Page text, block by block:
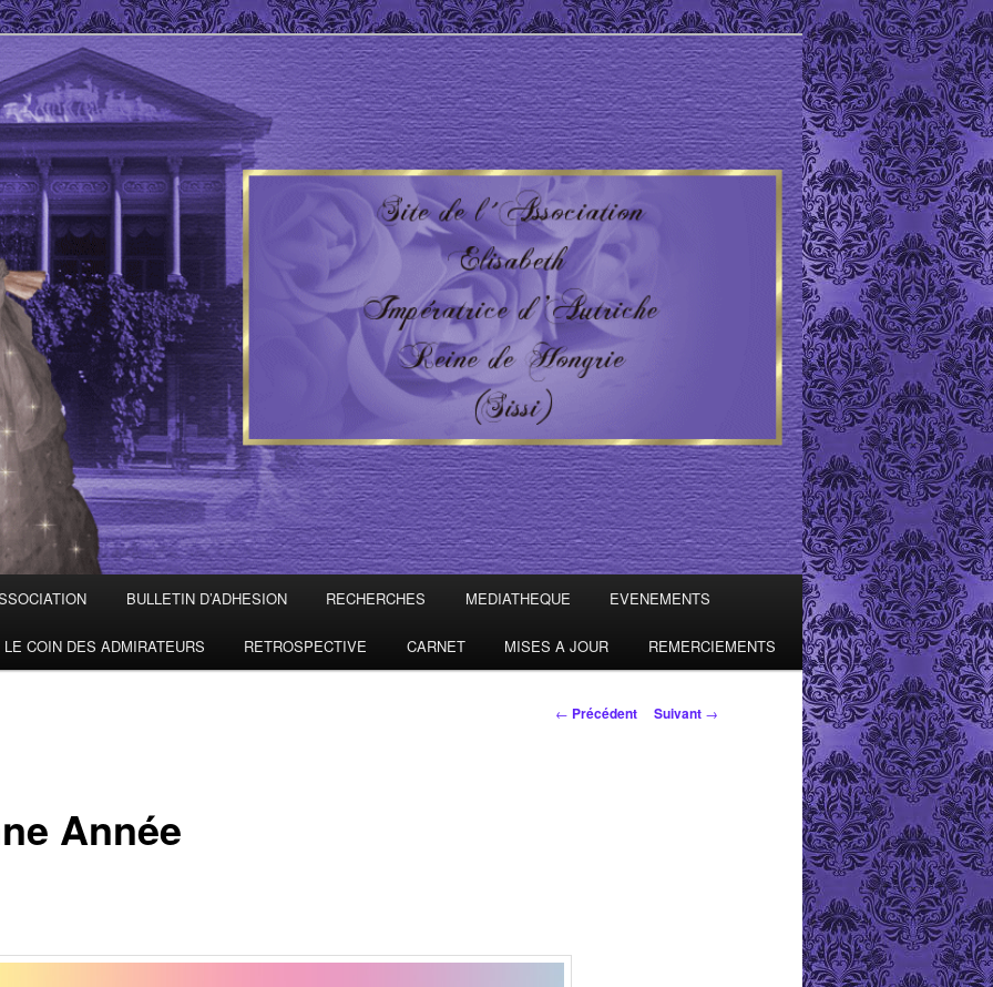
– HONGRIE
d'Autriche – Reine de Hongrie
BULLETIN D’ADHESION RECHERCHES MEDIATHEQUE EVENEMENTS
LE COIN DES ADMIRATEURS RETROSPECTIVE CARNET MISES A JOUR REMERCIEMENTS
Navigation des
← Précédent Suivant →
Année